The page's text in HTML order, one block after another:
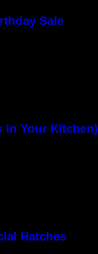
Sale
in Your Kitchen)
Hatches